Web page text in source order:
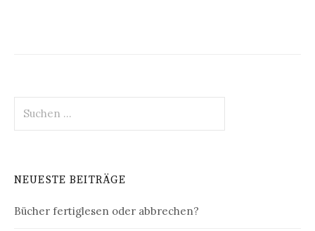
nach:
NEUESTE BEITRÄGE
Bücher fertiglesen oder abbrechen?